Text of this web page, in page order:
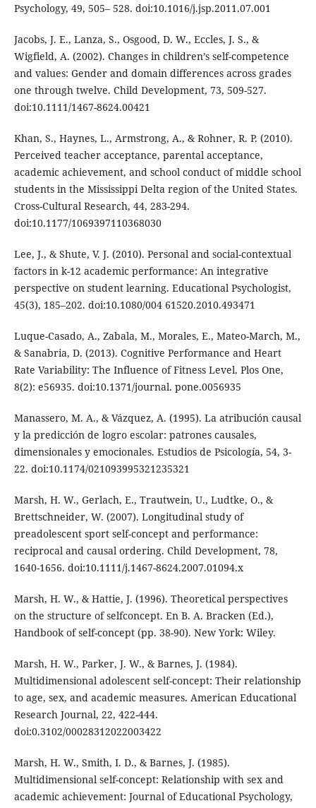
Psychology, 49, 505– 528. doi:10.1016/j.jsp.2011.07.001
Jacobs, J. E., Lanza, S., Osgood, D. W., Eccles, J. S., &
Wigfield, A. (2002). Changes in children’s self-competence
and values: Gender and domain differences across grades
one through twelve. Child Development, 73, 509-527.
doi:10.1111/1467-8624.00421
Khan, S., Haynes, L., Armstrong, A., & Rohner, R. P. (2010).
Perceived teacher acceptance, parental acceptance,
academic achievement, and school conduct of middle school
students in the Mississippi Delta region of the United States.
Cross-Cultural Research, 44, 283-294.
doi:10.1177/1069397110368030
Lee, J., & Shute, V. J. (2010). Personal and social-contextual
factors in k-12 academic performance: An integrative
perspective on student learning. Educational Psychologist,
45(3), 185–202. doi:10.1080/004 61520.2010.493471
Luque-Casado, A., Zabala, M., Morales, E., Mateo-March, M.,
& Sanabria, D. (2013). Cognitive Performance and Heart
Rate Variability: The Influence of Fitness Level. Plos One,
8(2): e56935. doi:10.1371/journal. pone.0056935
Manassero, M. A., & Vázquez, A. (1995). La atribución causal
y la predicción de logro escolar: patrones causales,
dimensionales y emocionales. Estudios de Psicología, 54, 3-
22. doi:10.1174/021093995321235321
Marsh, H. W., Gerlach, E., Trautwein, U., Ludtke, O., &
Brettschneider, W. (2007). Longitudinal study of
preadolescent sport self-concept and performance:
reciprocal and causal ordering. Child Development, 78,
1640-1656. doi:10.1111/j.1467-8624.2007.01094.x
Marsh, H. W., & Hattie, J. (1996). Theoretical perspectives
on the structure of selfconcept. En B. A. Bracken (Ed.),
Handbook of self-concept (pp. 38-90). New York: Wiley.
Marsh, H. W., Parker, J. W., & Barnes, J. (1984).
Multidimensional adolescent self-concept: Their relationship
to age, sex, and academic measures. American Educational
Research Journal, 22, 422-444.
doi:0.3102/00028312022003422
Marsh, H. W., Smith, I. D., & Barnes, J. (1985).
Multidimensional self-concept: Relationship with sex and
academic achievement: Journal of Educational Psychology,